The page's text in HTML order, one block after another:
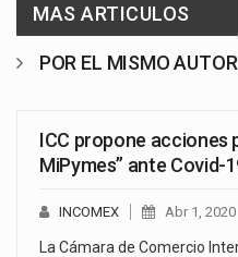
MAS ARTICULOS
POR EL MISMO AUTOR
ICC propone acciones
MiPymes” ante Covid-
INCOMEX Abr 1, 2020
La Cámara de Comercio